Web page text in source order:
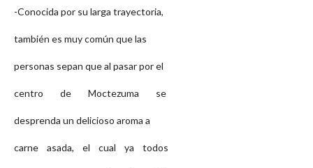
-Conocida por su larga trayectoria,
también es muy común que las
personas sepan que al pasar por el
centro de Moctezuma se
desprenda un delicioso aroma a
carne asada, el cual ya todos